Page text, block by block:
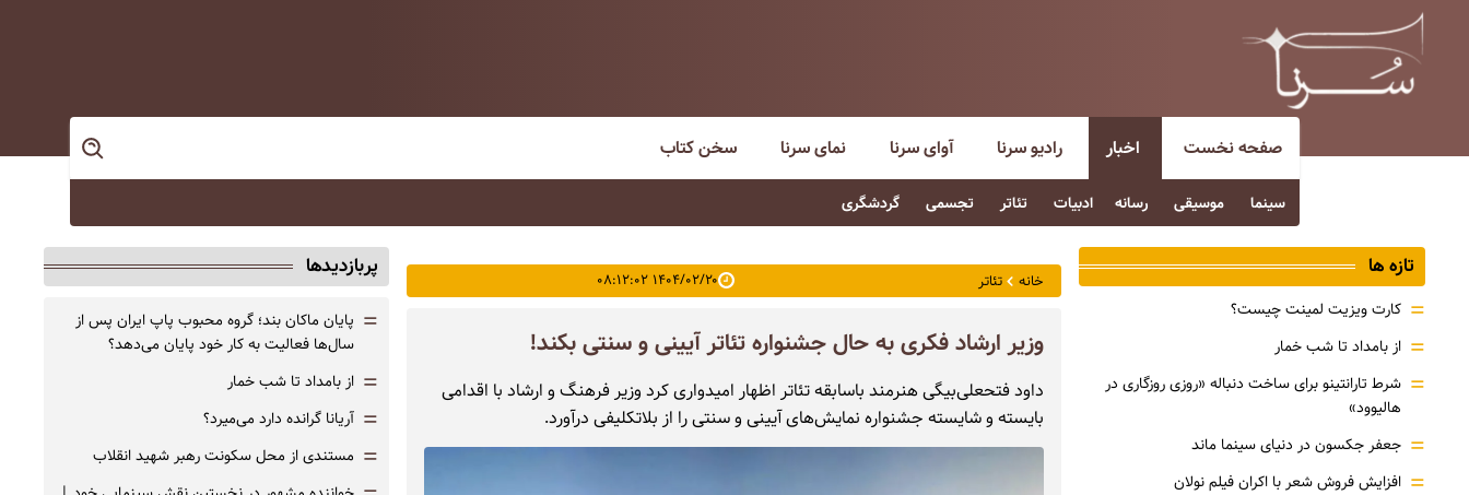
صفحه نخست اخبار
سینما موسیقی رسانه ادبیات تئاتر تجسمی گردشگری
رادیو سرنا آوای سرنا نمای سرنا سخن کتاب
خانه تئاتر ۱۴۰۴/۰۲/۲۰ ۰۸:۱۲:۰۲
وزیر ارشاد فکری به حال جشنواره تئاتر آیینی و سنتی بکند!
داود فتحعلی‌بیگی هنرمند باسابقه تئاتر اظهار امیدواری کرد وزیر فرهنگ و ارشاد با اقدامی
بایسته و شایسته جشنواره نمایش‌های آیینی و سنتی را از بلاتکلیفی درآورد.
تازه ها
= کارت ویزیت لمینت چیست؟
= از بامداد تا شب خمار
= شرط تارانتینو برای ساخت دنباله «روزی روزگاری در
هالیوود»
= جعفر جکسون در دنیای سینما ماند
= افزایش فروش شعر با اکران فیلم نولان
پربازدیدها
= پایان ماکان بند؛ گروه محبوب پاپ ایران پس از
سال‌ها فعالیت به کار خود پایان می‌دهد؟
= از بامداد تا شب خمار
= آریانا گرانده دارد می‌میرد؟
= مستندی از محل سکونت رهبر شهید انقلاب